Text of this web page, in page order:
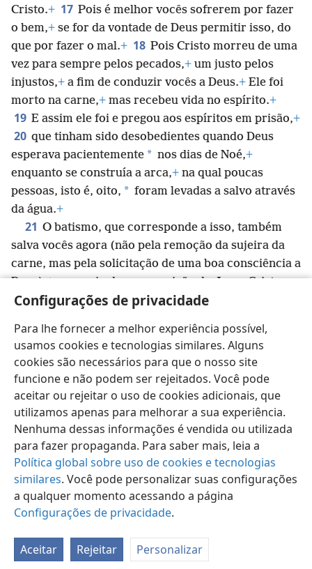
Configurações de privacidade
Para lhe fornecer a melhor experiência possível,
usamos cookies e tecnologias similares. Alguns
cookies são necessários para que o nosso site
funcione e não podem ser rejeitados. Você pode
aceitar ou rejeitar o uso de cookies adicionais, que
utilizamos apenas para melhorar a sua experiência.
Nenhuma dessas informações é vendida ou utilizada
para fazer propaganda. Para saber mais, leia a
Política global sobre uso de cookies e tecnologias
similares. Você pode personalizar suas configurações
a qualquer momento acessando a página
Configurações de privacidade.
Aceitar Rejeitar Personalizar
Cristo.+ 17 Pois é melhor vocês sofrerem por fazer
o bem,+ se for da vontade de Deus permitir isso, do
que por fazer o mal.+ 18 Pois Cristo morreu de uma
vez para sempre pelos pecados,+ um justo pelos
injustos,+ a fim de conduzir vocês a Deus.+ Ele foi
morto na carne,+ mas recebeu vida no espírito.+
19 E assim ele foi e pregou aos espíritos em prisão,+
20 que tinham sido desobedientes quando Deus
esperava pacientemente * nos dias de Noé,+
enquanto se construía a arca,+ na qual poucas
pessoas, isto é, oito, * foram levadas a salvo através
da água.+
21 O batismo, que corresponde a isso, também
salva vocês agora (não pela remoção da sujeira da
carne, mas pela solicitação de uma boa consciência a
Deus),+por meio da ressurreição de Jesus Cristo.
22 Ele está à direita de Deus,+pois foi para o céu; e
Português (Brasil) Compartilhar Preferências
Copyright© 2026 Watch Tower Bible and Tract Society of Pennsylvania
Termos de Uso
Política de Privacidade
Configurações de Privacidade
Login